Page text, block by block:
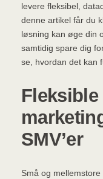
levere fleksibel,
denne artikel får du
løsning kan øge din
samtidig spare dig
se, hvordan det kan
Fleksible
SMV’er
Små og